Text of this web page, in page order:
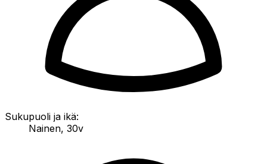
Sukupuoli ja ikä:
Nainen, 30v